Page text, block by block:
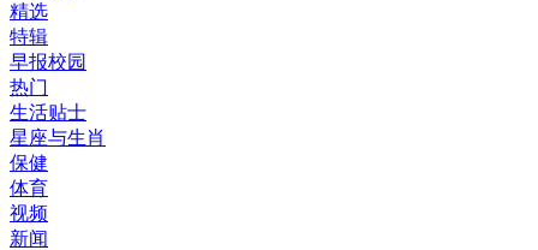
精选
特辑
早报校园
热门
生活贴士
星座与生肖
保健
体育
视频
新闻